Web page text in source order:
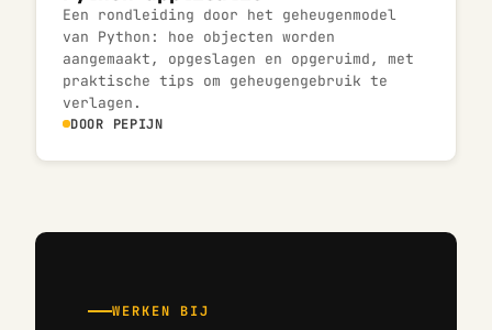
Een rondleiding door het geheugenmodel
van Python: hoe objecten worden
aangemaakt, opgeslagen en opgeruimd, met
praktische tips om geheugengebruik te
verlagen.
DOOR PEPIJN
WERKEN BIJ